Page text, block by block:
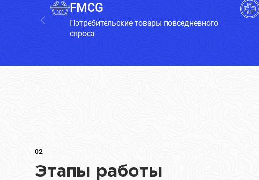
FMCG
Потребительские товары повседневного
спроса
02
Этапы работы